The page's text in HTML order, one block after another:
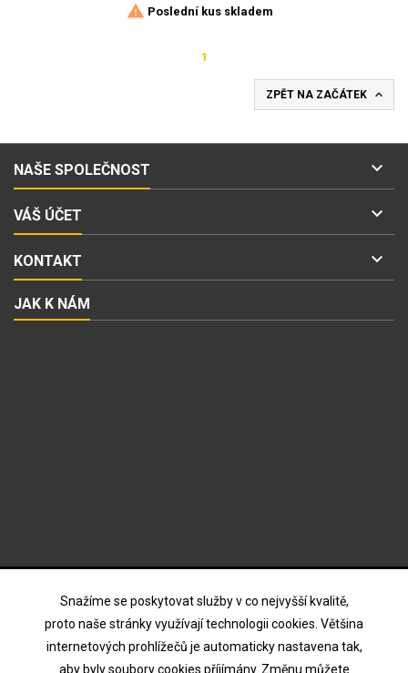
Snažíme se poskytovat služby v co nejvyšší kvalitě,
proto naše stránky využívají technologii cookies. Většina
internetových prohlížečů je automaticky nastavena tak,
aby byly soubory cookies příjímány. Změnu můžete
 Poslední kus skladem
1
ZPĚT NA ZAČÁTEK 
NAŠE SPOLEČNOST 
VÁŠ ÚČET 
KONTAKT 
JAK K NÁM
Souhlasím s podmínkami a zásadami ochrany osobních